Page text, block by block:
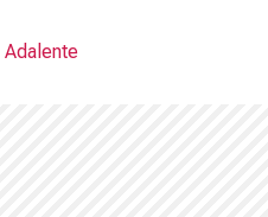
Adalente